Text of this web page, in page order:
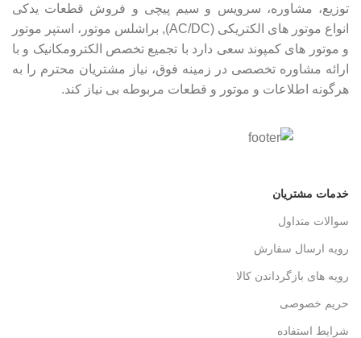
توزیع، مشاوره، سرویس و سیم پیچی و فروش قطعات یدکی
انواع موتور های الکتریکی (AC/DC), براشلس موتور، استپر موتور
و موتور های کمپوند سعی دارد با تجمیع تخصص الکترومکانیک و با
ارائه مشاوره تخصصی در زمینه فوق، نیاز مشتریان محترم را به
هرگونه اطلاعات و موتور و قطعات مربوطه بی نیاز کند.
خدمات مشتریان
سوالات متداول
رویه ارسال سفارش
رویه های بازگرداندن کالا
حریم خصوصی
شرایط استفاده